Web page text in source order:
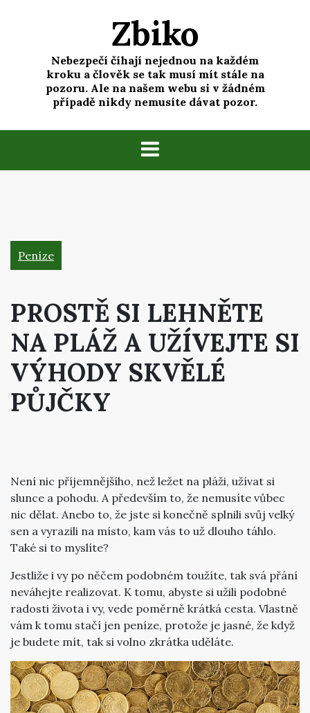
Zbiko
Nebezpečí číhají nejednou na každém
kroku a člověk se tak musí mít stále na
pozoru. Ale na našem webu si v žádném
případě nikdy nemusíte dávat pozor.
Peníze
PROSTĚ SI LEHNĚTE
NA PLÁŽ A UŽÍVEJTE SI
VÝHODY SKVĚLÉ
PŮJČKY
Není nic příjemnějšího, než ležet na pláži, užívat si
slunce a pohodu. A především to, že nemusíte vůbec
nic dělat. Anebo to, že jste si konečně splnili svůj velký
sen a vyrazili na místo, kam vás to už dlouho táhlo.
Také si to myslíte?
Jestliže i vy po něčem podobném toužíte, tak svá přání
neváhejte realizovat. K tomu, abyste si užili podobné
radosti života i vy, vede poměrně krátká cesta. Vlastně
vám k tomu stačí jen peníze, protože je jasné, že když
je budete mít, tak si volno zkrátka uděláte.